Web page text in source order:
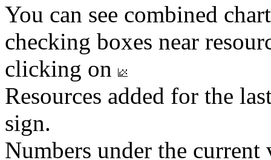
You can see combined
checking boxes near
clicking on
Resources added for the
sign.
Numbers under the